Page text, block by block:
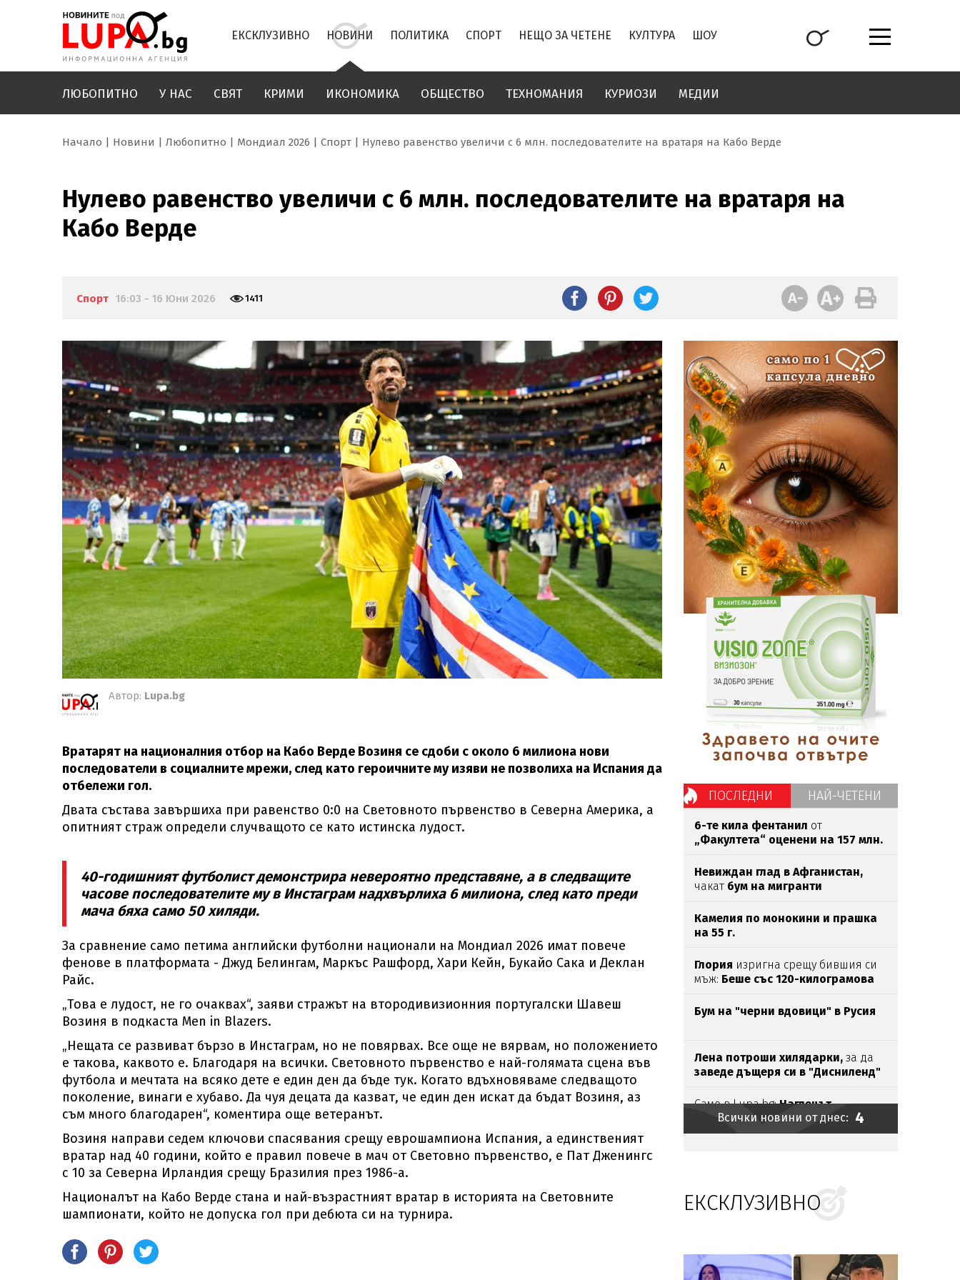
ЕКСКЛУЗИВНО НОВИНИ ПОЛИТИКА СПОРТ НЕЩО ЗА ЧЕТЕНЕ КУЛТУРА ШОУ
ЛЮБОПИТНО У НАС СВЯТ КРИМИ ИКОНОМИКА ОБЩЕСТВО ТЕХНОМАНИЯ КУРИОЗИ МЕДИИ
Начало Новини Любопитно Мондиал 2026 Спорт Нулево равенство увеличи с 6 млн. последователите на вратаря на Кабо Верде
Нулево равенство увеличи с 6 млн. последователите на вратаря на
Кабо Верде
Спорт 16:03 - 16 Юни 2026 1411
Автор: Lupa.bg
Вратарят на националния отбор на Кабо Верде Возиня се сдоби с около 6 милиона нови
последователи в социалните мрежи, след като героичните му изяви не позволиха на Испания да
отбележи гол.
Двата състава завършиха при равенство 0:0 на Световното първенство в Северна Америка, а
опитният страж определи случващото се като истинска лудост.
40-годишният футболист демонстрира невероятно представяне, а в следващите
часове последователите му в Инстаграм надхвърлиха 6 милиона, след като преди
мача бяха само 50 хиляди.
За сравнение само петима английски футболни национали на Мондиал 2026 имат повече
фенове в платформата - Джуд Белингам, Маркъс Рашфорд, Хари Кейн, Букайо Сака и Деклан
Райс.
„Това е лудост, не го очаквах“, заяви стражът на втородивизионния португалски Шавеш
Возиня в подкаста Men in Blazers.
„Нещата се развиват бързо в Инстаграм, но не повярвах. Все още не вярвам, но положението
е такова, каквото е. Благодаря на всички. Световното първенство е най-голямата сцена във
футбола и мечтата на всяко дете е един ден да бъде тук. Когато вдъхновяваме следващото
поколение, винаги е хубаво. Да чуя децата да казват, че един ден искат да бъдат Возиня, аз
съм много благодарен“, коментира още ветеранът.
Возиня направи седем ключови спасявания срещу еврошампиона Испания, а единственият
вратар над 40 години, който е правил повече в мач от Световно първенство, е Пат Дженингс
с 10 за Северна Ирландия срещу Бразилия през 1986-а.
Националът на Кабо Верде стана и най-възрастният вратар в историята на Световните
шампионати, който не допуска гол при дебюта си на турнира.
ПОСЛЕДНИ НАЙ-ЧЕТЕНИ
6-те кила фентанил от
„Факултета“ оценени на 157 млн.
Невиждан глад в Афганистан,
чакат бум на мигранти
Камелия по монокини и прашка
на 55 г.
Глория изригна срещу бившия си
мъж: Беше със 120-килограмова
Бум на "черни вдовици" в Русия
Лена потроши хилядарки, за да
заведе дъщеря си в "Дисниленд"
Само в Lupa.bg:Наглецът,
паркирал джипа синапясъка, е
държавен служител
Безчовечност: Шофьор
заряза болно момче в адската
е опасно, не пътувайте!
Всички новини от днес: 4
ЕКСКЛУЗИВНО